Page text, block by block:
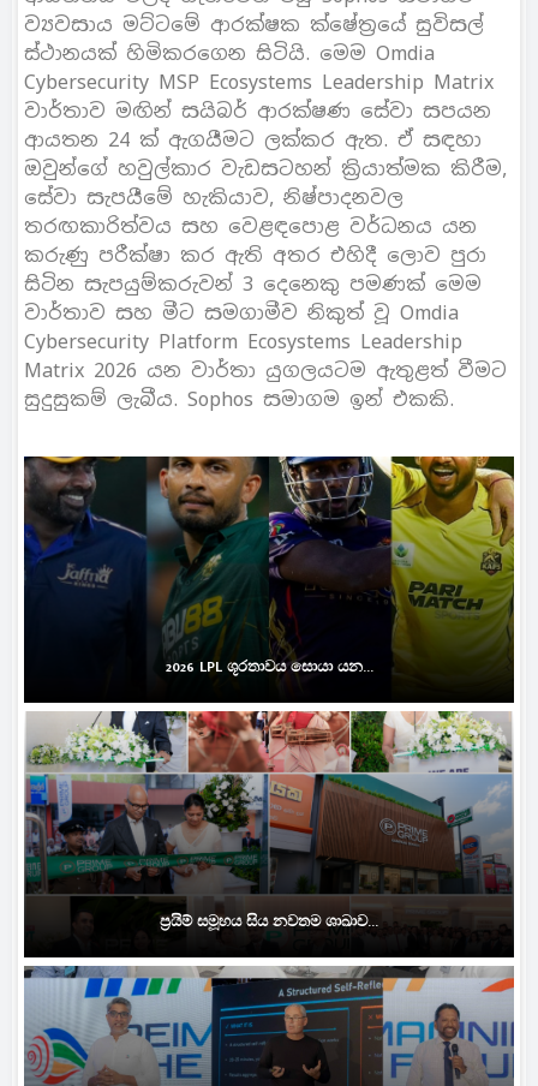
ව්‍යවසාය මට්ටමේ ආරක්ෂක ක්ෂේත්‍රයේ සුවිසල්
ස්ථානයක් හිමිකරගෙන සිටියි. මෙම Omdia
Cybersecurity MSP Ecosystems Leadership Matrix
වාර්තාව මඟින් සයිබර් ආරක්ෂණ සේවා සපයන
ආයතන 24 ක් ඇගයීමට ලක්කර ඇත. ඒ සඳහා
ඔවුන්ගේ හවුල්කාර වැඩසටහන් ක්‍රියාත්මක කිරීම,
සේවා සැපයීමේ හැකියාව, නිෂ්පාදනවල
තරඟකාරිත්වය සහ වෙළඳපොළ වර්ධනය යන
කරුණු පරීක්ෂා කර ඇති අතර එහිදී ලොව පුරා
සිටින සැපයුම්කරුවන් 3 දෙනෙකු පමණක් මෙම
වාර්තාව සහ මීට සමගාමීව නිකුත් වූ Omdia
Cybersecurity Platform Ecosystems Leadership
Matrix 2026 යන වාර්තා යුගලයටම ඇතුළත් වීමට
සුදුසුකම් ලැබීය. Sophos සමාගම ඉන් එකකි.
2026 LPL ශූරතාවය සොයා යන...
ප්‍රයිම් සමූහය සිය නවතම ශාඛාව...